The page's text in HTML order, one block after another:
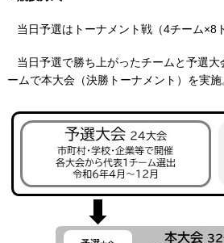
当日予選はトーナメント戦（4チーム×8
当日予選で勝ち上がったチームと予選大
ームで本大会（決勝トーナメント）を実施